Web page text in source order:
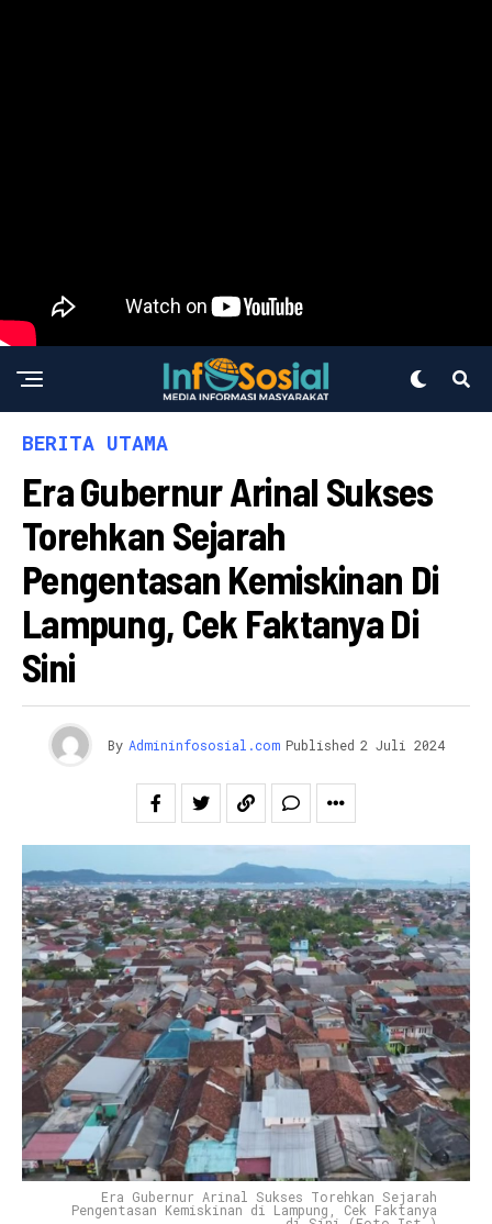
BERITA UTAMA
Era Gubernur Arinal Sukses
Torehkan Sejarah
Pengentasan Kemiskinan Di
Lampung, Cek Faktanya Di
Sini
By Admininfososial.com Published 2 Juli 2024
Era Gubernur Arinal Sukses Torehkan Sejarah
Pengentasan Kemiskinan di Lampung, Cek Faktanya